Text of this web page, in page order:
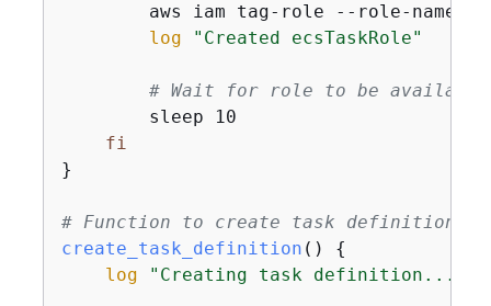
aws iam tag-role --role-name
log
"Created ecsTaskRole"
# Wait for role to be available
        sleep 10
fi
}
# Function to create task definition
create_task_definition () {
log
"Creating task definition..."